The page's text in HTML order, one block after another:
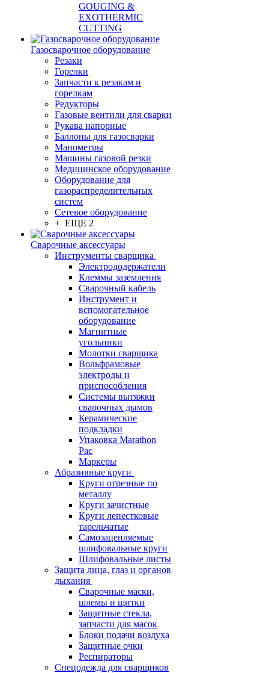
GOUGING &
EXOTHERMIC
CUTTING
Газосварочное оборудование
Резаки
Горелки
Запчасти к резакам и
горелкам
Редукторы
Газовые вентили для сварки
Рукава напорные
Баллоны для газосварки
Манометры
Машины газовой резки
Медицинское оборудование
Оборудование для
газораспределительных
систем
Сетевое оборудование
+ ЕЩЕ 2
Сварочные аксессуары
Инструменты сварщика
Электрододержатели
Клеммы заземления
Сварочный кабель
Инструмент и
вспомогательное
оборудование
Магнитные
угольники
Молотки сварщика
Вольфрамовые
электроды и
приспособления
Системы вытяжки
сварочных дымов
Керамические
подкладки
Упаковка Marathon
Pac
Маркеры
Абразивные круги
Круги отрезные по
металлу
Круги зачистные
Круги лепестковые
тарельчатые
Самозацепляемые
шлифовальные круги
Шлифовальные листы
Защита лица, глаз и органов
дыхания
Сварочные маски,
шлемы и щитки
Защитные стекла,
запчасти для масок
Блоки подачи воздуха
Защитные очки
Респираторы
Спецодежда для сварщиков